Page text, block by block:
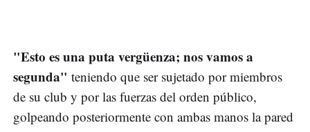
"Esto es una puta vergüenza; nos vamos a
segunda" teniendo que ser sujetado por miembros
de su club y por las fuerzas del orden público,
golpeando posteriormente con ambas manos la pared